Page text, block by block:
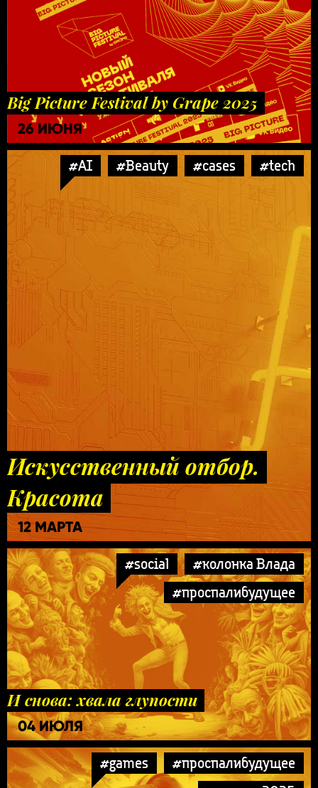
Big Picture Festival by Grape 2025
26 ИЮНЯ
#AI #Beauty #cases #tech
Искусственный отбор.
Красота
12 МАРТА
#social
#колонка Влада
#проспалибудущее
И снова: хвала глупости
04 ИЮЛЯ
#games
#проспалибудущее